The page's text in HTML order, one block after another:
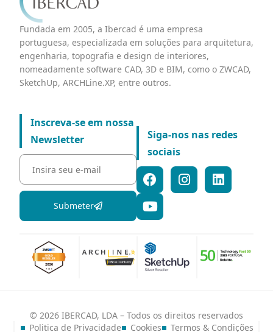
Fundada em 2005, a Ibercad é uma empresa
portuguesa, especializada em soluções para arquitetura,
engenharia, topografia e design de interiores,
nomeadamente software CAD, 3D e BIM, como o ZWCAD,
SketchUp, ARCHLine.XP, entre outros.
Inscreva-se em nossa
Newsletter
Submeter
Siga-nos nas redes
sociais
© 2026 IBERCAD, LDA – Todos os direitos reservados
Politica de Privacidade
Cookies Termos & Condições